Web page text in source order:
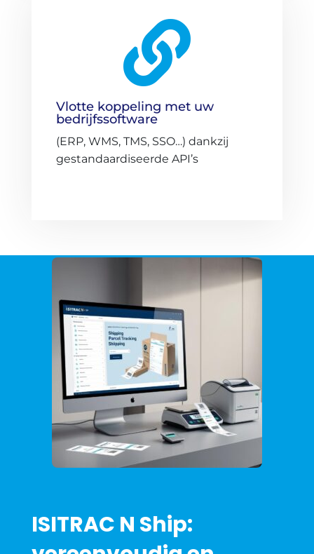

Vlotte koppeling met uw
bedrijfssoftware
(ERP, WMS, TMS, SSO…) dankzij
gestandaardiseerde API’s
ISITRAC N Ship: